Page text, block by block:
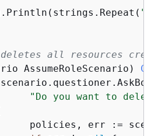
"-"
all resources
AssumeRoleScenario)
scenario.questioner.AskBool(
"Do you want to